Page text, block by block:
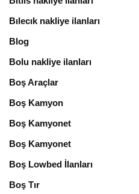
Bılecık nakliye ilanları
Blog
Bolu nakliye ilanları
Boş Araçlar
Boş Kamyon
Boş Kamyonet
Boş Kamyonet
Boş Lowbed İlanları
Boş Tır